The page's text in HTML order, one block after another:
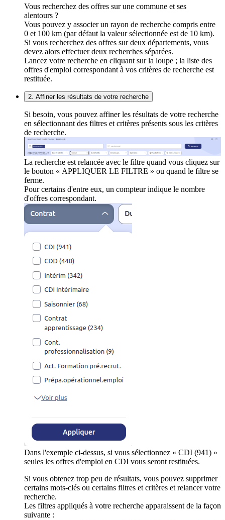
Vous recherchez des offres sur une commune et ses
alentours ?
Vous pouvez y associer un rayon de recherche compris entre
0 et 100 km (par défaut la valeur sélectionnée est de 10 km).
Si vous recherchez des offres sur deux départements, vous
devez alors effectuer deux recherches séparées.
Lancez votre recherche en cliquant sur la loupe ; la liste des
offres d'emploi correspondant à vos critères de recherche est
restituée.
2. Affiner les résultats de votre recherche
Si besoin, vous pouvez affiner les résultats de votre recherche
en sélectionnant des filtres et critères présents sous les critères
de recherche.
La recherche est relancée avec le filtre quand vous cliquez sur
le bouton « APPLIQUER LE FILTRE » ou quand le filtre se
ferme.
Pour certains d'entre eux, un compteur indique le nombre
d'offres correspondant.
Dans l'exemple ci-dessus, si vous sélectionnez « CDI (941) »
seules les offres d'emploi en CDI vous seront restituées.
Si vous obtenez trop peu de résultats, vous pouvez supprimer
certains mots-clés ou certains filtres et critères et relancer votre
recherche.
Les filtres appliqués à votre recherche apparaissent de la façon
suivante :